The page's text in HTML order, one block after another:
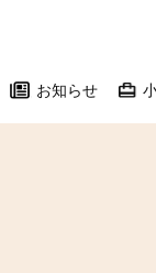
お知らせ